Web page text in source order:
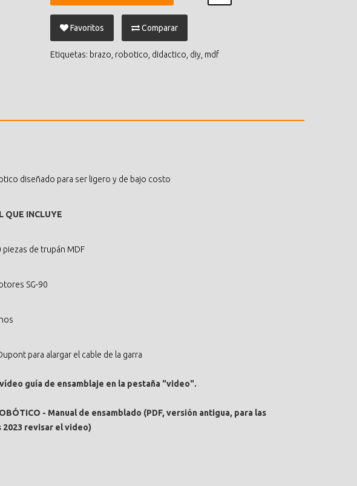
Favoritos Comparar
Etiquetas: brazo robotico didactico diy mdf
diseñado para ser ligero y de bajo costo
QUE INCLUYE
piezas de trupán MDF
SG-90
para alargar el cable de la garra
guía de ensamblaje en la pestaña "video".
- Manual de ensamblado (PDF, versión antigua, para las
2023 revisar el video)